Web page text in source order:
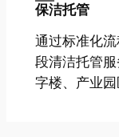
保洁托管
通过标准化
段清洁托管
字楼、产业园